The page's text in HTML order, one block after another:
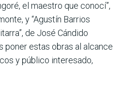
el maestro que conocí”,
y “Agustín Barrios
de José Cándido
poner estas obras al alcance
y público interesado,